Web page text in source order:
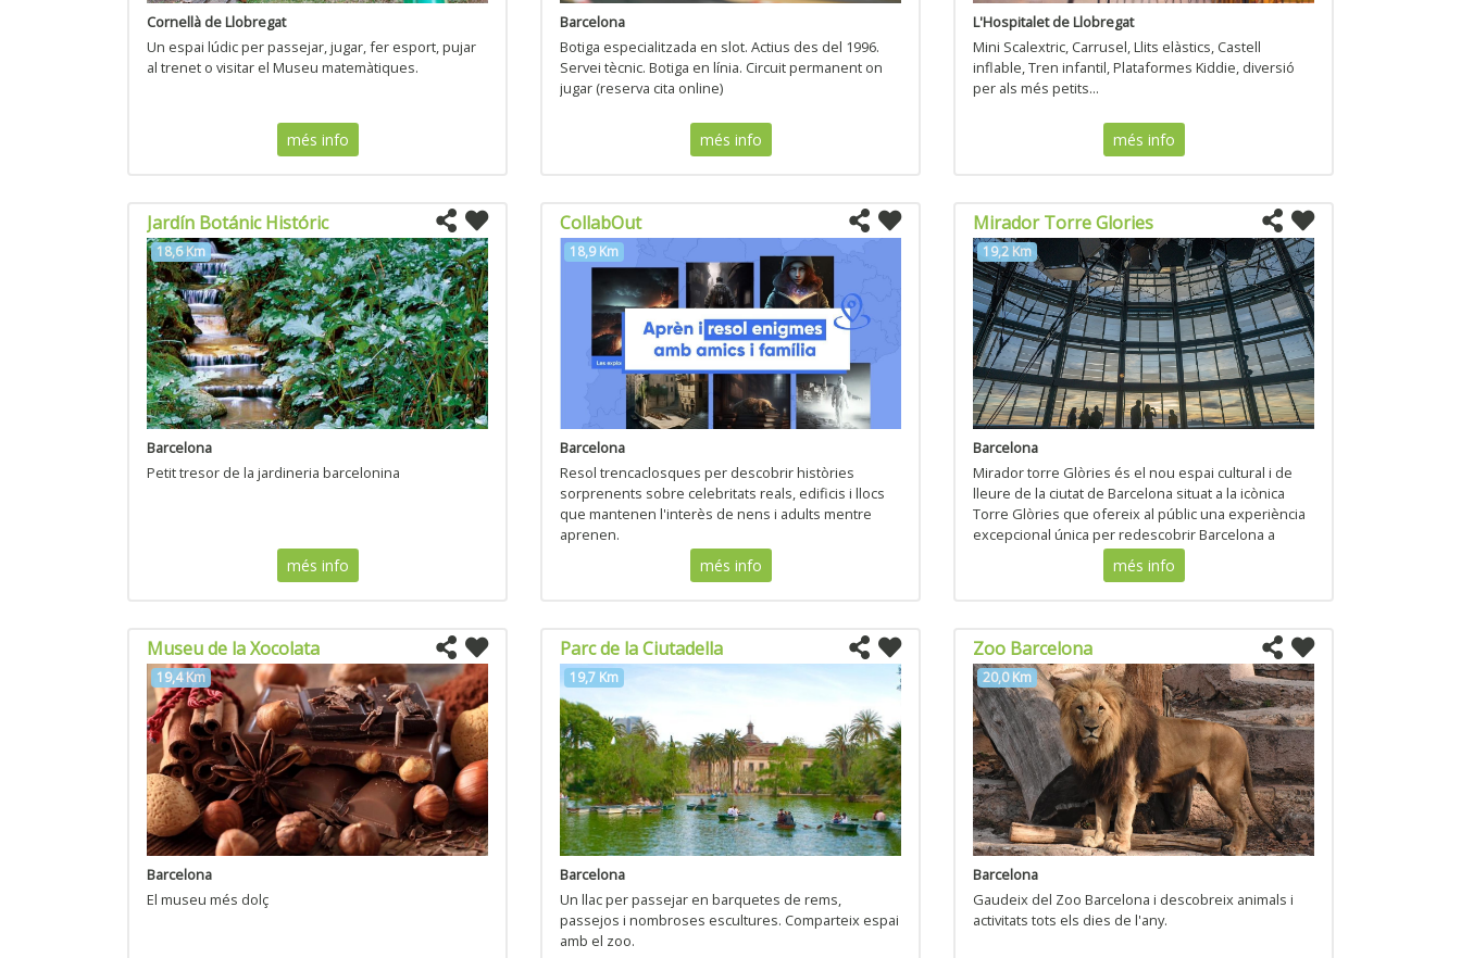
Cornellà de Llobregat
Un espai lúdic per passejar, jugar, fer esport, pujar
al trenet o visitar el Museu matemàtiques.
més info
Barcelona
Botiga especialitzada en slot. Actius des del 1996.
Servei tècnic. Botiga en línia. Circuit permanent on
jugar (reserva cita online)
més info
L'Hospitalet de Llobregat
Mini Scalextric, Carrusel, Llits elàstics, Castell
inflable, Tren infantil, Plataformes Kiddie, diversió
per als més petits...
més info
Jardín Botánic Históric
18,6 Km
Barcelona
Petit tresor de la jardineria barcelonina
més info
CollabOut
18,9 Km
Barcelona
Resol trencaclosques per descobrir històries
sorprenents sobre celebritats reals, edificis i llocs
que mantenen l'interès de nens i adults mentre
aprenen.
més info
Mirador Torre Glories
19,2 Km
Barcelona
Mirador torre Glòries és el nou espai cultural i de
lleure de la ciutat de Barcelona situat a la icònica
Torre Glòries que ofereix al públic una experiència
excepcional única per redescobrir Barcelona a
través d´una nova mirada.més info
Museu de la Xocolata
19,4 Km
Barcelona
El museu més dolç
Parc de la Ciutadella
19,7 Km
Barcelona
Un llac per passejar en barquetes de rems,
passejos i nombroses escultures. Comparteix espai
amb el zoo.
Zoo Barcelona
20,0 Km
Barcelona
Gaudeix del Zoo Barcelona i descobreix animals i
activitats tots els dies de l'any.